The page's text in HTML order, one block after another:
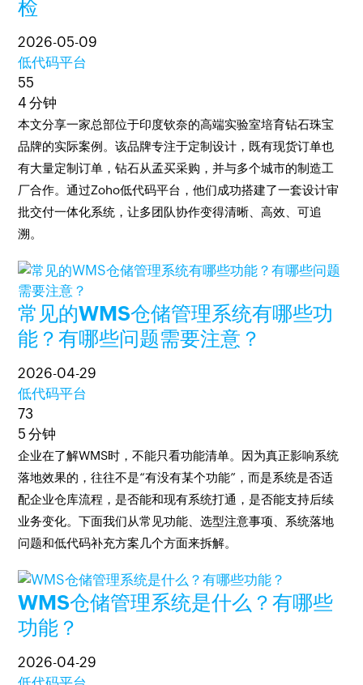
检
2026-05-09
低代码平台
55
4 分钟
本文分享一家总部位于印度钦奈的高端实验室培育钻石珠宝
品牌的实际案例。该品牌专注于定制设计，既有现货订单也
有大量定制订单，钻石从孟买采购，并与多个城市的制造工
厂合作。通过Zoho低代码平台，他们成功搭建了一套设计审
批交付一体化系统，让多团队协作变得清晰、高效、可追
溯。
常见的WMS仓储管理系统有哪些功
能？有哪些问题需要注意？
2026-04-29
低代码平台
73
5 分钟
企业在了解WMS时，不能只看功能清单。因为真正影响系统
落地效果的，往往不是“有没有某个功能”，而是系统是否适
配企业仓库流程，是否能和现有系统打通，是否能支持后续
业务变化。下面我们从常见功能、选型注意事项、系统落地
问题和低代码补充方案几个方面来拆解。
WMS仓储管理系统是什么？有哪些
功能？
2026-04-29